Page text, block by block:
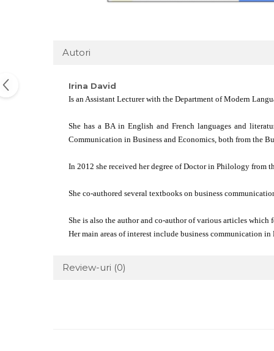
Autori
Irina David
Is an Assistant Lecturer with the Department of Modern
She has a BA in English and French languages and
Communication in Business and Economics, both from the
In 2012 she received her degree of Doctor in Philology from
She co-authored several textbooks on business
She is also the author and co-author of various articles
Her main areas of interest include business communication
Review-uri (0)